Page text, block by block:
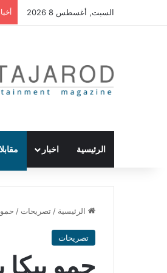
السبت, أغسطس 8 2026
الرئيسية اخبار
الرئيسية / تصريحات /
تصريحات
حمو